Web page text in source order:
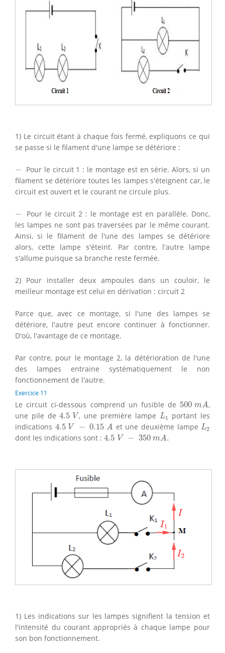
1) Le circuit étant à chaque fois fermé, expliquons ce qui
se passe si le filament d'une lampe se détériore :
−
−
Pour le circuit 1 : le montage est en série. Alors, si un
filament se détériore toutes les lampes s'éteignent car, le
circuit est ouvert et le courant ne circule plus.
−
−
Pour le circuit 2 : le montage est en parallèle. Donc,
les lampes ne sont pas traversées par le même courant.
Ainsi, si le filament de l'une des lampes se détériore
alors, cette lampe s'éteint. Par contre, l'autre lampe
s'allume puisque sa branche reste fermée.
2) Pour installer deux ampoules dans un couloir, le
meilleur montage est celui en dérivation : circuit 2
Parce que, avec ce montage, si l'une des lampes se
détériore, l'autre peut encore continuer à fonctionner.
D'où, l'avantage de ce montage.
Par contre, pour le montage 2, la détérioration de l'une
des lampes entraine systématiquement le non
fonctionnement de l'autre.
Exercice 11
Le circuit ci-dessous comprend un fusible de 500 mA
500m A,
une pile de4.5 V
4.5 V, une première lampe L1
L1
portant les
indications 4.5 V − 0.15 A
4.5 V− 0.15 A et une deuxième lampeL2
L
dont les indications sont : 4.5 V − 350 mA.
4.5 V− 350mA.
1) Les indications sur les lampes signifient la tension et
l'intensité du courant appropriés à chaque lampe pour
son bon fonctionnement.